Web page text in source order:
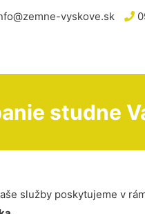
vyskove.sk
studne
služby poskytujeme v